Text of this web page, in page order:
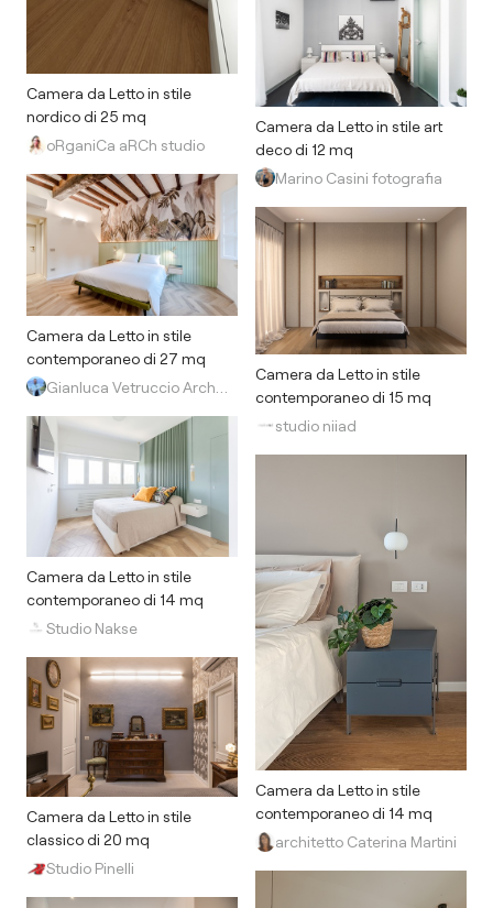
Camera da Letto in stile
nordico di 25 mq
oRganiCa aRCh studio
Camera da Letto in stile
contemporaneo di 27 mq
Camera da Letto in stile
contemporaneo di 14 mq
Studio Nakse
Camera da Letto in stile
classico di 20 mq
Studio Pinelli
Camera da Letto in stile art
deco di 12 mq
Marino Casini fotografia
Camera da Letto in stile
contemporaneo di 15 mq
studio niiad
Camera da Letto in stile
contemporaneo di 14 mq
architetto Caterina Martini